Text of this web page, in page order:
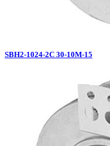
SBH2-1024-2C 30-10M-15